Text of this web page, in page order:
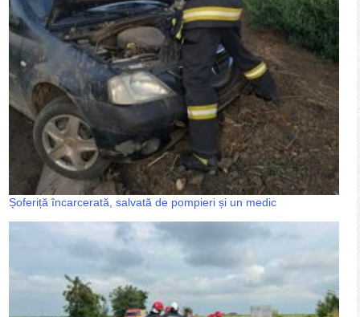
Șoferiță încarcerată, salvată de pompieri și un medic